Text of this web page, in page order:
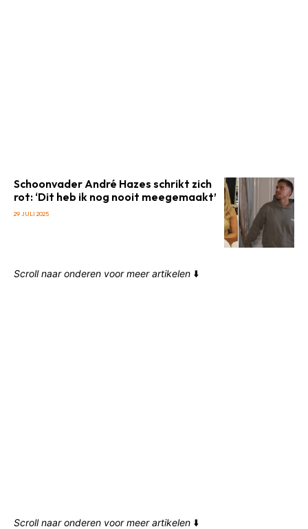
Schoonvader André Hazes schrikt zich
rot: ‘Dit heb ik nog nooit meegemaakt’
29 JULI 2025
Scroll naar onderen voor meer artikelen ⬇️
Scroll naar onderen voor meer artikelen ⬇️